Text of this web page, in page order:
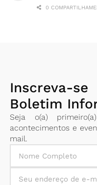
0
Boletim
Seja o(a)
acontecimentos e
mail.